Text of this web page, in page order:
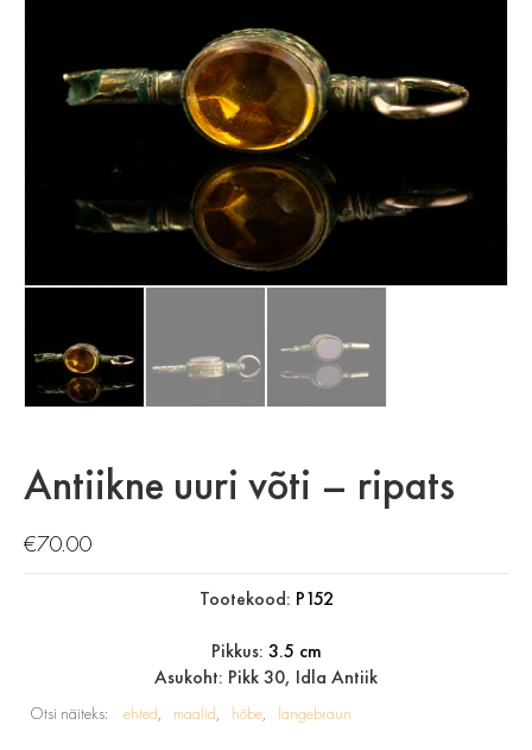
Antiikne uuri võti – ripats
€70.00
Tootekood: P152
Pikkus: 3.5 cm
Asukoht: Pikk 30, Idla Antiik
Otsi näiteks: ehted maalid hõbe langebraun